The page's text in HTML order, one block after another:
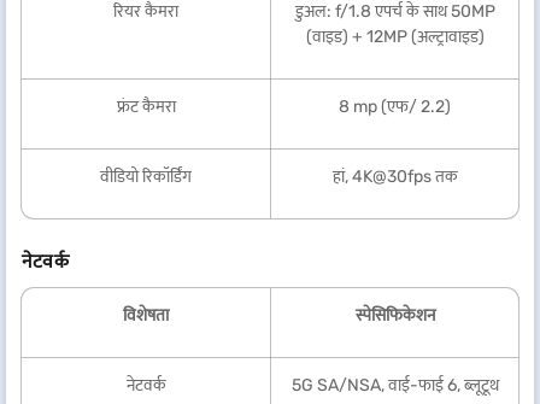
रियर कैमरा
डुअल: f/1.8 एपर्च के साथ 50MP
(वाइड) + 12MP (अल्ट्रावाइड)
फ्रंट कैमरा 8 mp (एफ/ 2.2)
वीडियो रिकॉर्डिंग हां, 4K@30fps तक
नेटवर्क
विशेषता स्पेसिफिकेशन
नेटवर्क
5G SA/NSA, वाई-फाई 6, ब्लूटूथ